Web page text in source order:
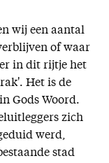
wij een aantal
of waar
in dit rijtje het
Het is de
Gods Woord.
zich
werd,
stad